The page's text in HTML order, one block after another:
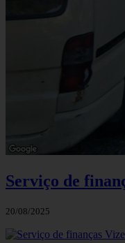
Serviço de
20/08/2025